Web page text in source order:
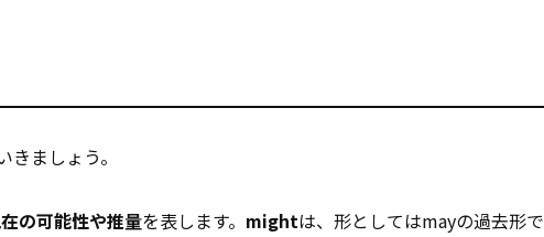
きましょう。
の可能性や推量を表します。 mightは、形としてはmayの過去形